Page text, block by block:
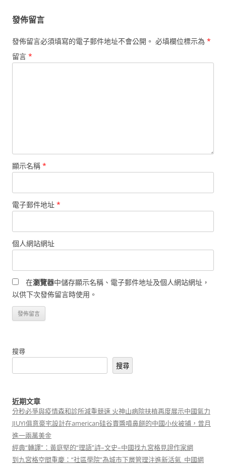
發佈留言
發佈留言必須填寫的電子郵件地址不會公開。 必填欄位標示為 *
留言 *
顯示名稱 *
電子郵件地址 *
個人網站網址
在瀏覽器中儲存顯示名稱、電子郵件地址及個人網站網址，
以供下次發佈留言時使用。
搜尋
搜尋
近期文章
分秒必爭與疫情森和診所減重競速 火神山病院扶植再度展示中國氣力
JIUYI俱意豪宅設計在american硅谷賣醬噴鼻餅的中國小伙被捕，曾月
進一兩萬美金
經典“轉譯”：黃庭堅的“理語”詩–文史–中國找九宮格見證作家網
到九宮格空間重慶：“社區學院”為城市下層管理注進新活氣_中國網